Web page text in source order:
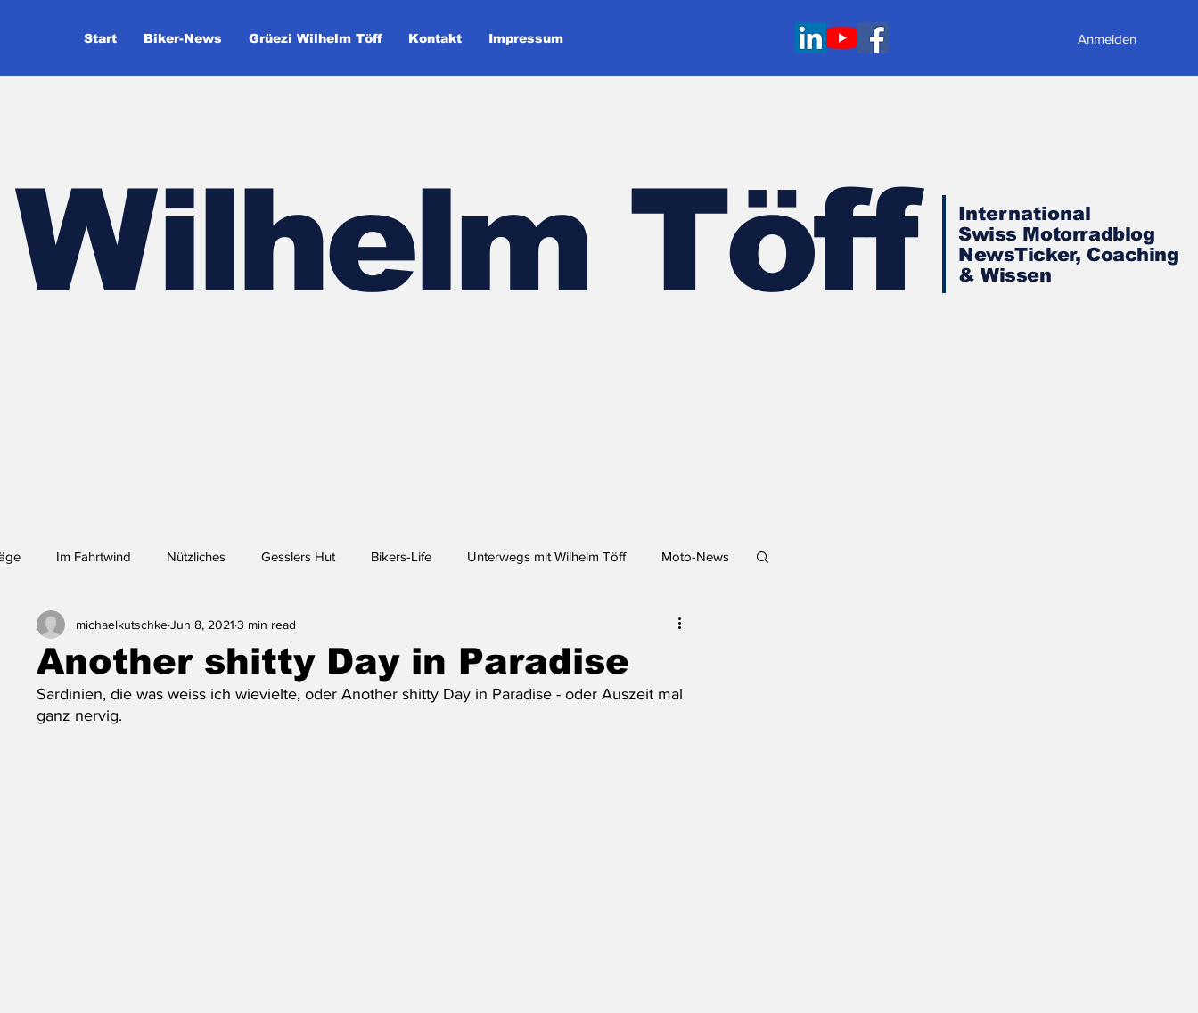
Start Biker-News Grüezi Wilhelm Töff Kontakt Impressum Anmelden
Wilhelm Töff
International
Swiss Motorradblog
NewsTicker, Coaching
& Wissen
Im Fahrtwind Nützliches Gesslers Hut Bikers-Life Unterwegs mit Wilhelm Töff Moto-News
- Lhasa
Another shitty Day in Paradise
michaelkutschkeJun 8, 2021 3 min read
Sardinien, die was weiss ich wievielte, oder Another shitty Day in Paradise - oder Auszeit mal
ganz nervig.